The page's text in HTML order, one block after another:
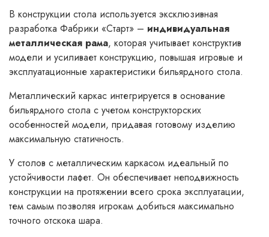
В конструкции стола используется эксклюзивная
разработка Фабрики «Старт» – индивидуальная
металлическая рама, которая учитывает конструктив
модели и усиливает конструкцию, повышая игровые и
эксплуатационные характеристики бильярдного стола.
Металлический каркас интегрируется в основание
бильярдного стола с учетом конструкторских
особенностей модели, придавая готовому изделию
максимальную статичность.
У столов с металлическим каркасом идеальный по
устойчивости лафет. Он обеспечивает неподвижность
конструкции на протяжении всего срока эксплуатации,
тем самым позволяя игрокам добиться максимально
точного отскока шара.